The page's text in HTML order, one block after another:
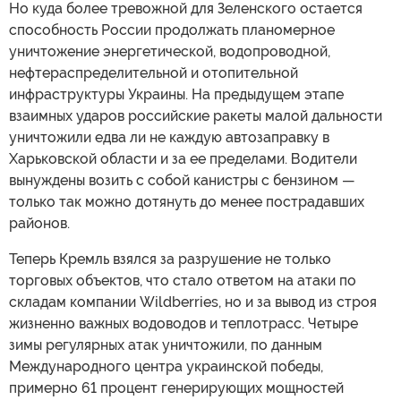
Но куда более тревожной для Зеленского остается
способность России продолжать планомерное
уничтожение энергетической, водопроводной,
нефтераспределительной и отопительной
инфраструктуры Украины. На предыдущем этапе
взаимных ударов российские ракеты малой дальности
уничтожили едва ли не каждую автозаправку в
Харьковской области и за ее пределами. Водители
вынуждены возить с собой канистры с бензином —
только так можно дотянуть до менее пострадавших
районов.
Теперь Кремль взялся за разрушение не только
торговых объектов, что стало ответом на атаки по
складам компании Wildberries, но и за вывод из строя
жизненно важных водоводов и теплотрасс. Четыре
зимы регулярных атак уничтожили, по данным
Международного центра украинской победы,
примерно 61 процент генерирующих мощностей